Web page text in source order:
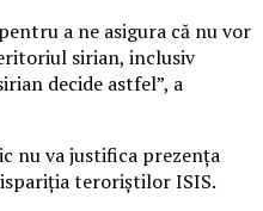
a ne asigura că nu vor
sirian, inclusiv
decide astfel”, a
nu va justifica prezența
teroriștilor ISIS.